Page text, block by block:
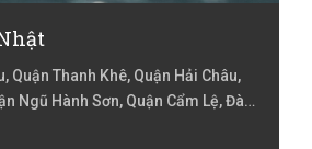
Quận Thanh Khê, Quận Hải Châu,
Ngũ Hành Sơn, Quận Cẩm Lệ, Đà